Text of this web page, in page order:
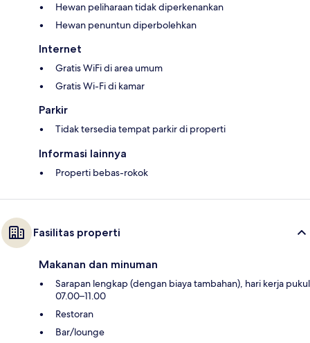
Hewan peliharaan tidak diperkenankan
Hewan penuntun diperbolehkan
Internet
Gratis WiFi di area umum
Gratis Wi-Fi di kamar
Parkir
Tidak tersedia tempat parkir di properti
Informasi lainnya
Properti bebas-rokok
Fasilitas properti
Makanan dan minuman
Sarapan lengkap (dengan biaya tambahan), hari kerja pukul
07.00–11.00
Restoran
Bar/lounge